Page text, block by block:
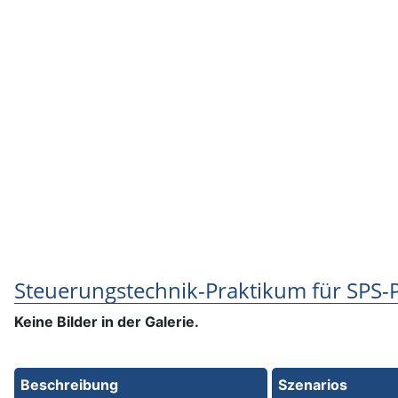
Steuerungstechnik-Praktikum für
Keine Bilder in der Galerie.
Beschreibung Szenarios